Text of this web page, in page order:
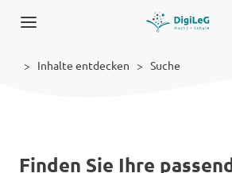
Inhalte entdecken Suche
Finden Sie Ihre